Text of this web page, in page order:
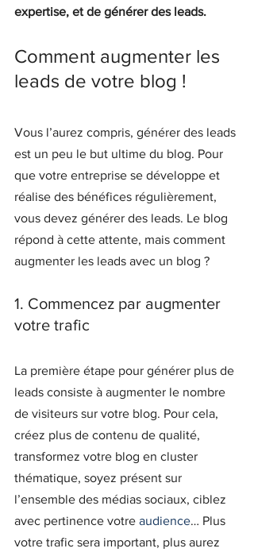
expertise, et de générer des leads.
Comment augmenter les
leads de votre blog !
Vous l’aurez compris, générer des leads
est un peu le but ultime du blog. Pour
que votre entreprise se développe et
réalise des bénéfices régulièrement,
vous devez générer des leads. Le blog
répond à cette attente, mais comment
augmenter les leads avec un blog ?
1. Commencez par augmenter
votre trafic
La première étape pour générer plus de
leads consiste à augmenter le nombre
de visiteurs sur votre blog. Pour cela,
créez plus de contenu de qualité,
transformez votre blog en cluster
thématique, soyez présent sur
l’ensemble des médias sociaux, ciblez
avec pertinence votre audience… Plus
votre trafic sera important, plus aurez